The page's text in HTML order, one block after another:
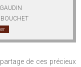
de ces précieux